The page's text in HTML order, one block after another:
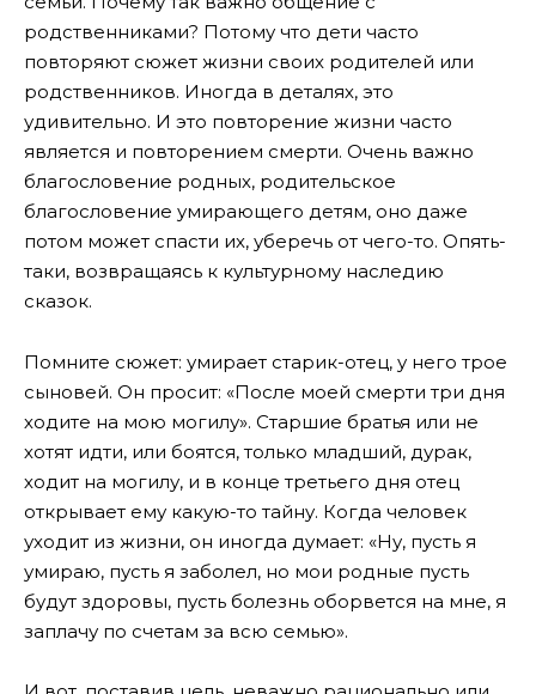
родственниками? Потому что дети часто
повторяют сюжет жизни своих родителей или
родственников. Иногда в деталях, это
удивительно. И это повторение жизни часто
является и повторением смерти. Очень важно
благословение родных, родительское
благословение умирающего детям, оно даже
потом может спасти их, уберечь от чего-то. Опять-
таки, возвращаясь к культурному наследию
сказок.
Помните сюжет: умирает старик-отец, у него трое
сыновей. Он просит: «После моей смерти три дня
ходите на мою могилу». Старшие братья или не
хотят идти, или боятся, только младший, дурак,
ходит на могилу, и в конце третьего дня отец
открывает ему какую-то тайну. Когда человек
уходит из жизни, он иногда думает: «Ну, пусть я
умираю, пусть я заболел, но мои родные пусть
будут здоровы, пусть болезнь оборвется на мне, я
заплачу по счетам за всю семью».